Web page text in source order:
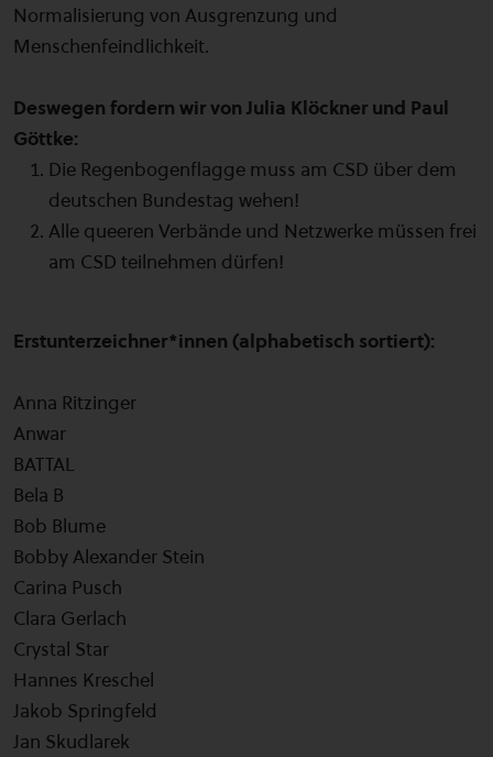
Normalisierung von Ausgrenzung und
Menschenfeindlichkeit.
Deswegen fordern wir von Julia Klöckner und Paul
Göttke:
Die Regenbogenflagge muss am CSD über dem
deutschen Bundestag wehen!
Alle queeren Verbände und Netzwerke müssen frei
am CSD teilnehmen dürfen!
Erstunterzeichner*innen (alphabetisch sortiert):
Anna Ritzinger
Anwar
BATTAL
Bela B
Bob Blume
Bobby Alexander Stein
Carina Pusch
Clara Gerlach
Crystal Star
Hannes Kreschel
Jakob Springfeld
Jan Skudlarek